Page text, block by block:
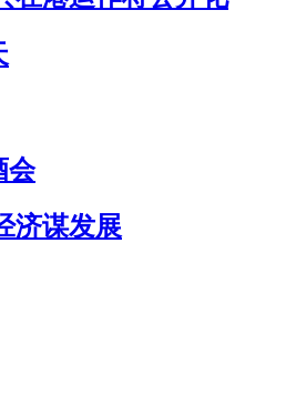
会
济谋发展